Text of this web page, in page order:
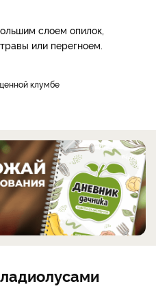
слоем опилок,
или перегноем.
клумбе